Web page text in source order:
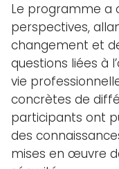
Le programme a
perspectives,
changement et
questions liées à
vie
concrètes de
participants ont
des
mises en œuvre